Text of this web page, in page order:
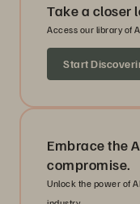
Take a closer
Access our library of
Start
Embrace the
compromise.
Unlock the power of